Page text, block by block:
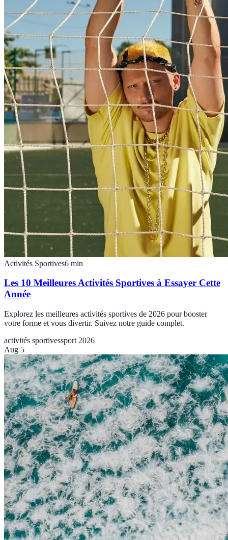
Activités Sportives6 min
Les 10 Meilleures Activités Sportives à Essayer Cette
Année
Explorez les meilleures activités sportives de 2026 pour booster
votre forme et vous divertir. Suivez notre guide complet.
activités sportivessport 2026
Aug 5